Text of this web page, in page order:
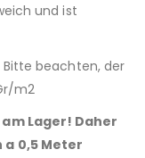
und ist
Bitte beachten, der
m2
Lager! Daher
a 0,5 Meter